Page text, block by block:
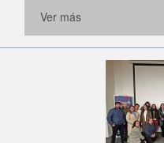
Ver más